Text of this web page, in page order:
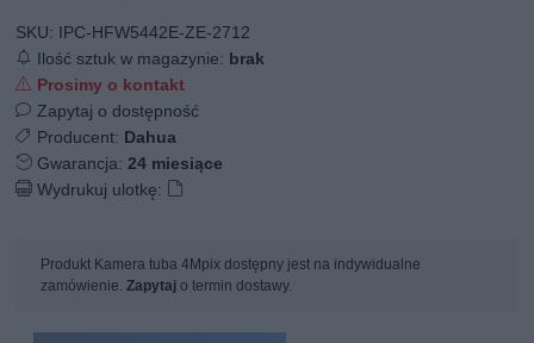
SKU: IPC-HFW5442E-ZE-2712
Ilość sztuk w magazynie: brak
Prosimy o kontakt
Zapytaj o dostępność
Producent: Dahua
Gwarancja:24 miesiące
Wydrukuj ulotkę:
Produkt Kamera tuba 4Mpix dostępny jest na indywidualne
zamówienie.Zapytaj o termin dostawy.